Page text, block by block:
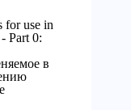
for use in
Part 0:
в